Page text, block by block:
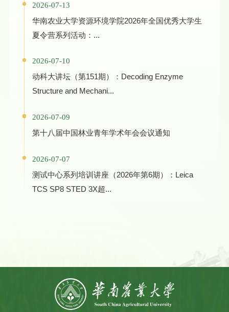
2026-07-13
华南农业大学资源环境学院2026年全国优秀大学生
夏令营系列活动：...
2026-07-10
动科大讲坛（第151期）：Decoding Enzyme
Structure and Mechani...
2026-07-09
第十八届中国林业青年学术年会会议通知
2026-07-07
测试中心系列培训讲座（2026年第6期）：Leica
TCS SP8 STED 3X超...